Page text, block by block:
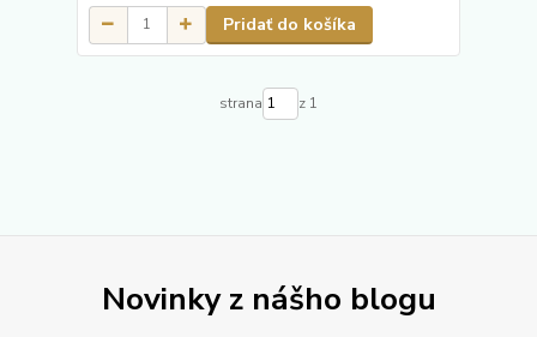
Pridať do košíka
strana z 1
Novinky z nášho blogu